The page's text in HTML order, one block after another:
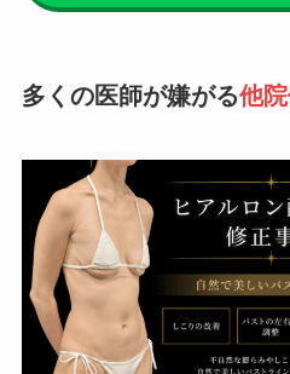
多くの医師が嫌がる他